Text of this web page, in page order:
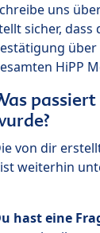
uns
sicher,
über
HiPP
von dir
weiterhin
hast eine